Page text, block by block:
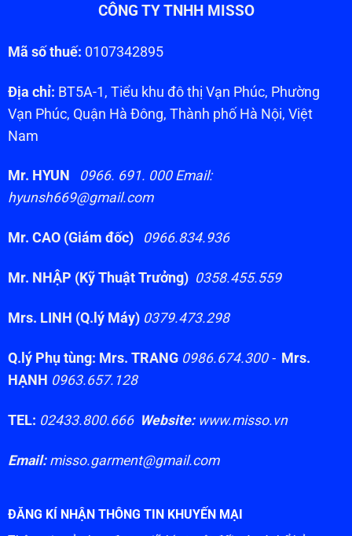
CÔNG TY TNHH MISSO
Mã số thuế: 0107342895
Địa chỉ: BT5A-1, Tiểu khu đô thị Vạn Phúc, Phường
Vạn Phúc, Quận Hà Đông, Thành phố Hà Nội, Việt
Nam
Mr. HYUN
0966. 691. 000 Email:
hyunsh669@gmail.com
Mr. CAO (Giám đốc) 0966.834.936
Mr. NHẬP (Kỹ Thuật Trưởng) 0358.455.559
Mrs. LINH (Q.lý Máy) 0379.473.298
Q.lý Phụ tùng: Mrs. TRANG 0986.674.300 - Mrs.
HẠNH 0963.657.128
TEL: 02433.800.666 Website:www.misso.vn
Email:misso.garment@gmail.com
ĐĂNG KÍ NHẬN THÔNG TIN KHUYẾN MẠI